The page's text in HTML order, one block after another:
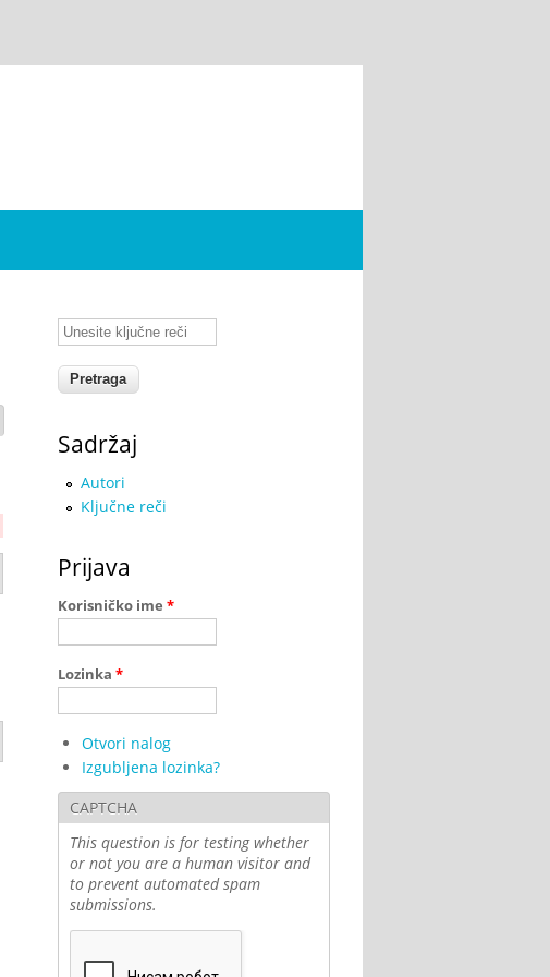
Unesite ključne reči
Sadržaj
Autori
Ključne reči
Prijava
Korisničko ime *
Lozinka *
Otvori nalog
Izgubljena lozinka?
CAPTCHA
This question is for testing whether
or not you are a human visitor and
to prevent automated spam
submissions.